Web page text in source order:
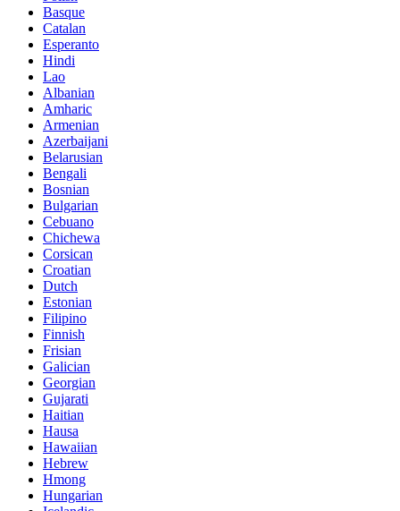
Basque
Catalan
Esperanto
Hindi
Lao
Albanian
Amharic
Armenian
Azerbaijani
Belarusian
Bengali
Bosnian
Bulgarian
Cebuano
Chichewa
Corsican
Croatian
Dutch
Estonian
Filipino
Finnish
Frisian
Galician
Georgian
Gujarati
Haitian
Hausa
Hawaiian
Hebrew
Hmong
Hungarian